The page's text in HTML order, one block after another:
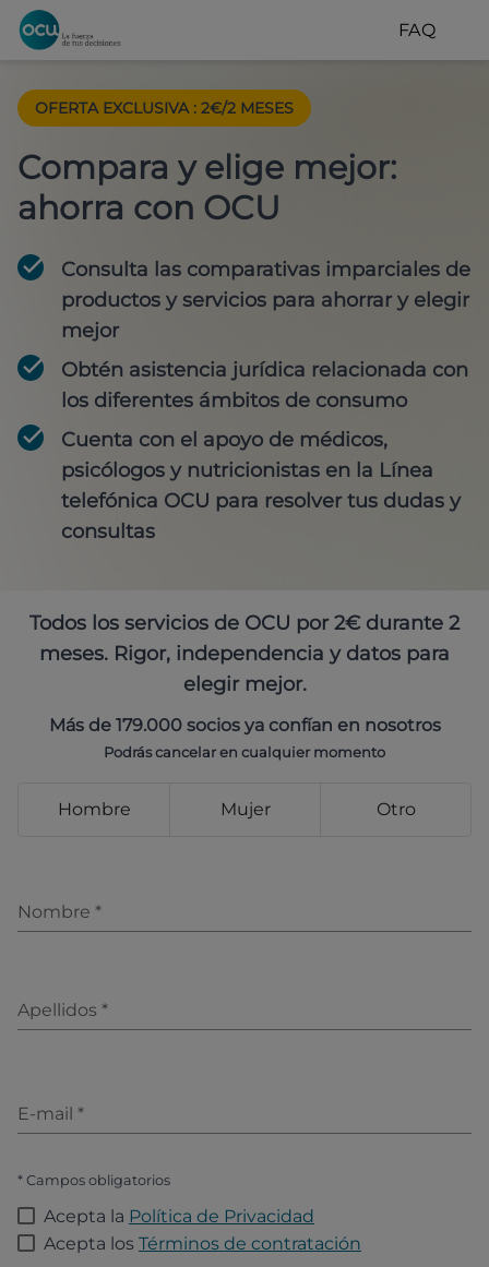
FAQ
OFERTA EXCLUSIVA : 2€/2 MESES
Compara y elige mejor:
ahorra con OCU
Consulta las comparativas imparciales de
productos y servicios para ahorrar y elegir
mejor
Obtén asistencia jurídica relacionada con
los diferentes ámbitos de consumo
Cuenta con el apoyo de médicos,
psicólogos y nutricionistas en la Línea
telefónica OCU para resolver tus dudas y
consultas
Todos los servicios de OCU por 2€ durante 2
meses. Rigor, independencia y datos para
elegir mejor.
Más de 179.000 socios ya confían en nosotros
Podrás cancelar en cualquier momento
Hombre Mujer Otro
Nombre *
Apellidos *
E-mail *
* Campos obligatorios
Acepta la Política de Privacidad
Acepta los Términos de contratación